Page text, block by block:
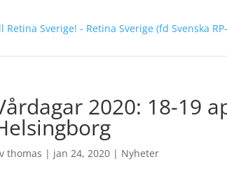
2020: 18-19
thomas | jan 24, 2020 | Nyheter